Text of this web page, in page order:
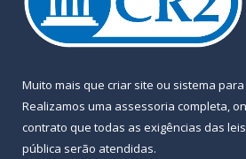
Muito mais que criar site ou sistema
Realizamos uma assessoria completa,
contrato que todas as exigências das
pública serão atendidas.